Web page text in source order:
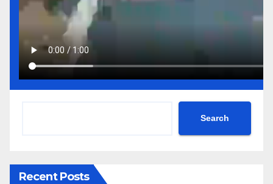
Search
Recent Posts